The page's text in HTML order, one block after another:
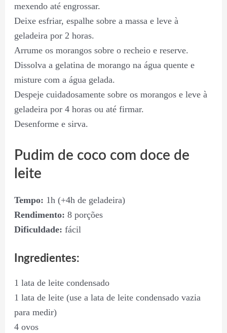
mexendo até engrossar.
Deixe esfriar, espalhe sobre a massa e leve à
geladeira por 2 horas.
Arrume os morangos sobre o recheio e reserve.
Dissolva a gelatina de morango na água quente e
misture com a água gelada.
Despeje cuidadosamente sobre os morangos e leve à
geladeira por 4 horas ou até firmar.
Desenforme e sirva.
Pudim de coco com doce de
leite
Tempo: 1h (+4h de geladeira)
Rendimento: 8 porções
Dificuldade: fácil
Ingredientes:
1 lata de leite condensado
1 lata de leite (use a lata de leite condensado vazia
para medir)
4 ovos